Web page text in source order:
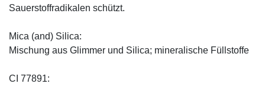
Sauerstoffradikalen schützt.
Mica (and) Silica:
Mischung aus Glimmer und Silica; mineralische Füllstoffe
CI 77891: